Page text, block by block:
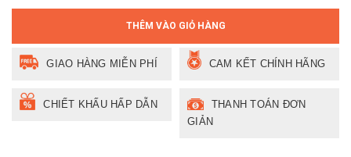
THÊM VÀO GIỎ HÀNG
GIAO HÀNG MIỄN PHÍ CAM KẾT CHÍNH HÃNG
CHIẾT KHẤU HẤP DẪN
THANH TOÁN ĐƠN
GIẢN